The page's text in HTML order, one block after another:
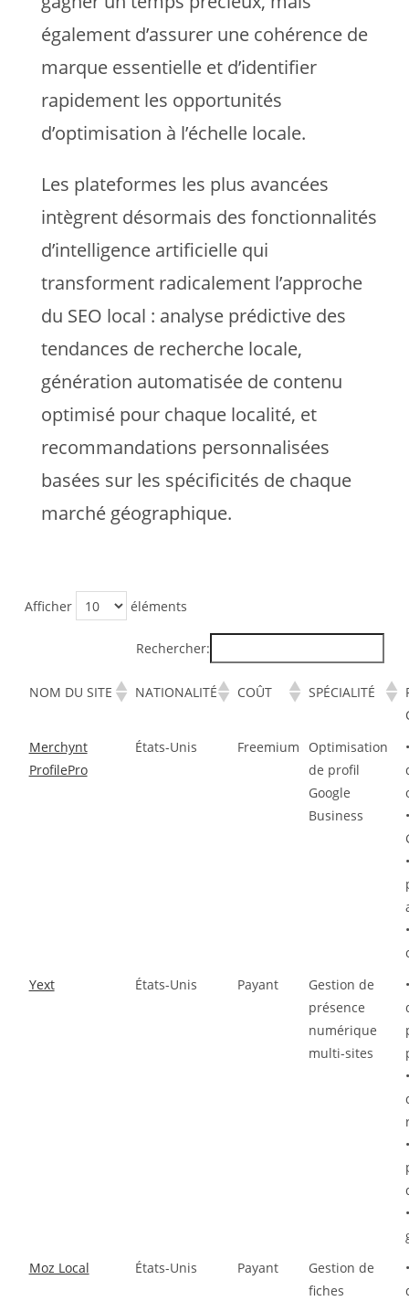
également d’assurer une cohérence de
marque essentielle et d’identifier
rapidement les opportunités
d’optimisation à l’échelle locale.
Les plateformes les plus avancées
intègrent désormais des fonctionnalités
d’intelligence artificielle qui
transforment radicalement l’approche
du SEO local : analyse prédictive des
tendances de recherche locale,
génération automatisée de contenu
optimisé pour chaque localité, et
recommandations personnalisées
basées sur les spécificités de chaque
marché géographique.
Afficher éléments
Rechercher:
NOM DU SITE NATIONALITÉ COÛT SPÉCIALITÉ
Merchynt
ProfilePro
États-Unis Freemium
Optimisation
de profil
Google
Business
Yext
États-Unis Payant
Gestion de
présence
numérique
multi-sites
Moz Local
États-Unis Payant
Gestion de
fiches